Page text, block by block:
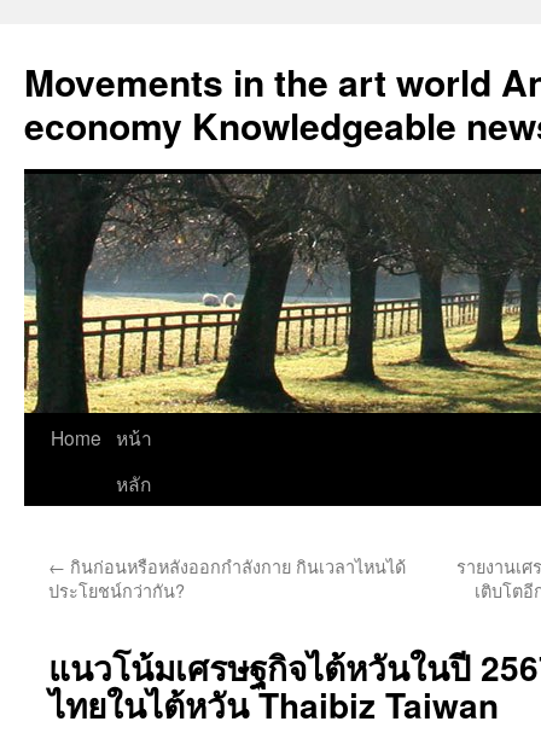
content
Movements in the art world
economy Knowledgeable
Home หน้า
หลัก
← กินก่อนหรือหลังออกกำลังกาย กินเวลาไหนได้
ประโยชน์กว่ากัน?
รายงานเ
เติบโต
แนวโน้มเศรษฐกิจไต้หวันในปี
ไทยในไต้หวัน Thaibiz Taiwan